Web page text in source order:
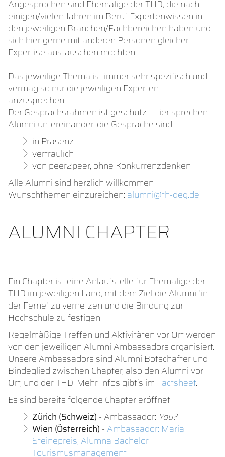
Angesprochen sind Ehemalige der THD, die nach
einigen/vielen Jahren im Beruf Expertenwissen in
den jeweiligen Branchen/Fachbereichen haben und
sich hier gerne mit anderen Personen gleicher
Expertise austauschen möchten.
Das jeweilige Thema ist immer sehr spezifisch und
vermag so nur die jeweiligen Experten
anzusprechen.
Der Gesprächsrahmen ist geschützt. Hier sprechen
Alumni untereinander, die Gespräche sind
in Präsenz
vertraulich
von peer2peer, ohne Konkurrenzdenken
Alle Alumni sind herzlich willkommen
Wunschthemen einzureichen: alumni@th-deg.de
ALUMNI CHAPTER
Ein Chapter ist eine Anlaufstelle für Ehemalige der
THD im jeweiligen Land, mit dem Ziel die Alumni "in
der Ferne" zu vernetzen und die Bindung zur
Hochschule zu festigen.
Regelmäßige Treffen und Aktivitäten vor Ort werden
von den jeweiligen Alumni Ambassadors organisiert.
Unsere Ambassadors sind Alumni Botschafter und
Bindeglied zwischen Chapter, also den Alumni vor
Ort, und der THD. Mehr Infos gibt´s im Factsheet.
Es sind bereits folgende Chapter eröffnet:
Zürich (Schweiz) - Ambassador: You?
Wien (Österreich) - Ambassador: Maria
Steinepreis, Alumna Bachelor
Tourismusmanagement